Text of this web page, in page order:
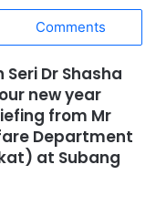
Comments
Dr Shasha
new year
from Mr
Department
at Subang